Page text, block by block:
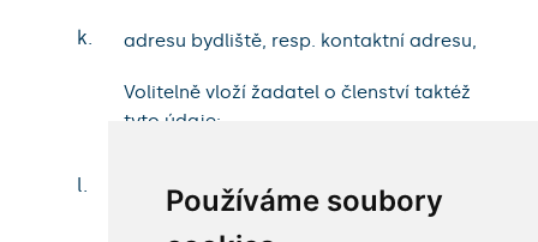
Používáme soubory
k. adresu bydliště, resp. kontaktní adresu,
Volitelně vloží žadatel o členství taktéž
tyto údaje:
l. titul před jménem, titul za jménem,